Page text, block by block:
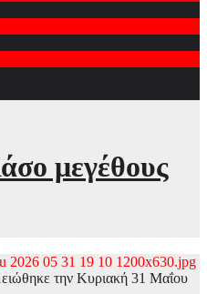
μεγέθους
την Κυριακή 31 Μαΐου